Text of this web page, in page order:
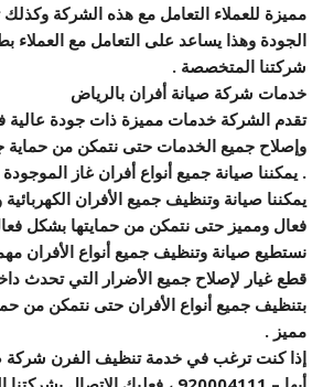
مميزة للعملاء التعامل مع هذه الشركة
الجودة وهذا يساعد على التعامل مع العملاء
شركتنا المتخصصة .
خدمات شركة صيانة أفران بالرياض
تقدم الشركة خدمات مميزة ذات جودة
وإصلاح جميع الخدمات حتى نتمكن من حماية
. يمكننا صيانة جميع أنواع أفران غاز
يمكننا صيانة وتنظيف جميع الأفران
فعال ومميز حتى نتمكن من حمايتها بشكل
نستطيع صيانة وتنظيف جميع أنواع الأفران
قطع غيار لإصلاح جميع الأضرار التي تحدث
بتنظيف جميع أنواع الأفران حتى نتمكن من
مميز .
إذا كنت ترغب في خدمة تنظيف الفرن شركة